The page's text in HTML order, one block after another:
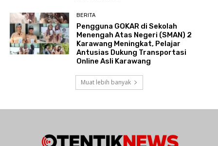
BERITA
Pengguna GOKAR di Sekolah
Menengah Atas Negeri (SMAN) 2
Karawang Meningkat, Pelajar
Antusias Dukung Transportasi
Online Asli Karawang
Muat lebih banyak